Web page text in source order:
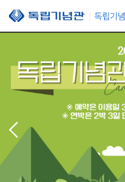
본문 바로가기